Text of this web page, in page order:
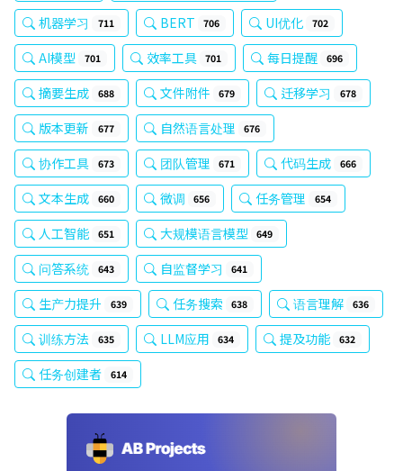
机器学习 711 BERT 706 UI优化 702
AI模型 701 效率工具 701 每日提醒 696
摘要生成 688 文件附件 679 迁移学习 678
版本更新 677 自然语言处理 676
协作工具 673 团队管理 671 代码生成 666
文本生成 660 微调 656 任务管理 654
人工智能 651 大规模语言模型 649
问答系统 643 自监督学习 641
生产力提升 639 任务搜索 638 语言理解 636
训练方法 635 LLM应用 634 提及功能 632
任务创建者 614